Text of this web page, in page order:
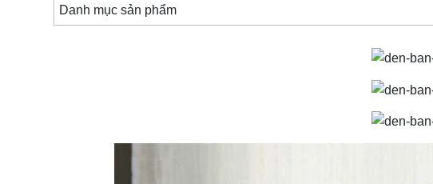
Danh mục sản phẩm